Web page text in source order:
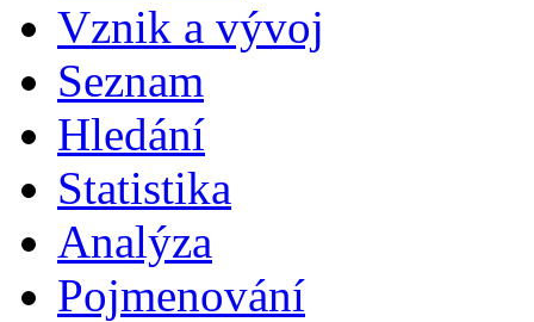
Vznik a vývoj
Seznam
Hledání
Statistika
Analýza
Pojmenování